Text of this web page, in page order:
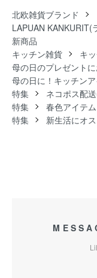
北欧雑貨ブランド
LAPUAN KANKURIT(
新商品
キッチン雑貨
キ
母の日のプレゼント
母の日に！キッチン
特集
ネコポス配
特集
春色アイテム
特集
新生活にオ